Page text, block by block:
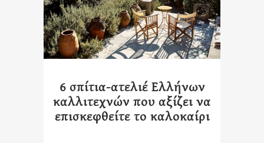
6 σπίτια-ατελιέ Ελλήνων
καλλιτεχνών που αξίζει να
επισκεφθείτε το καλοκαίρι